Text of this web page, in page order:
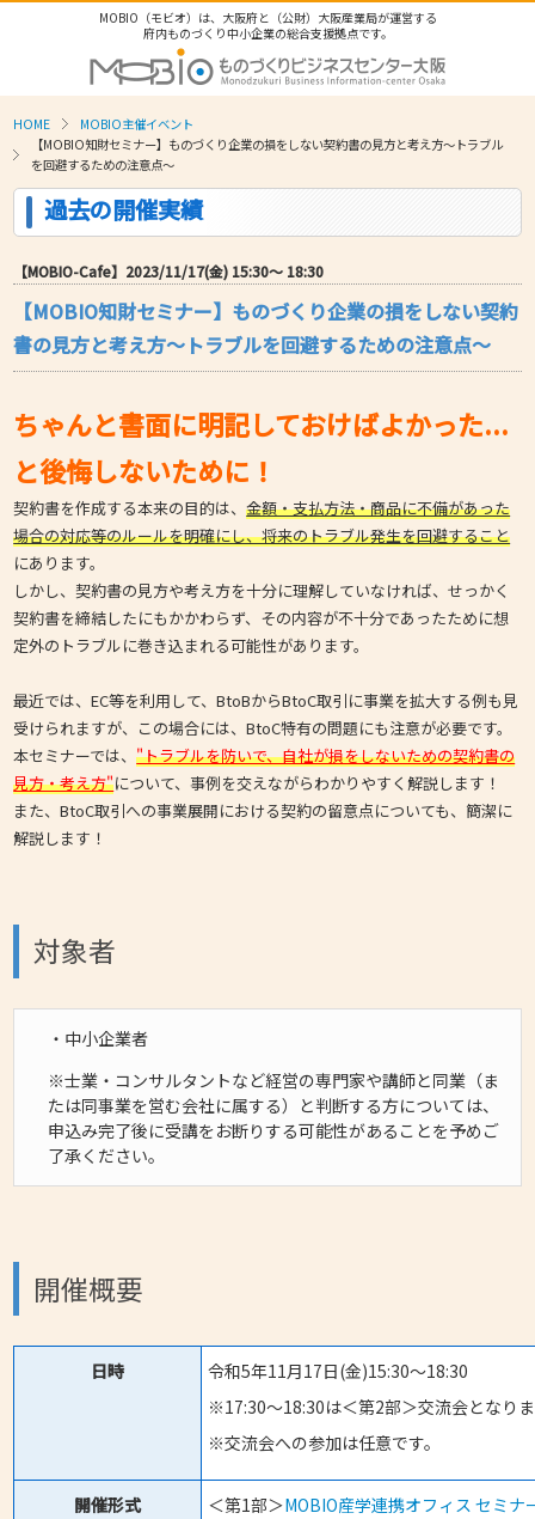
MOBIO（モビオ）は、大阪府と（公財）大阪産業局が運営する
府内ものづくり中小企業の総合支援拠点です。
HOME
MOBIO主催イベント
【MOBIO知財セミナー】ものづくり企業の損をしない契約書の見方と考え方～トラブル
を回避するための注意点～
過去の開催実績
【MOBIO-Cafe】2023/11/17(金) 15:30〜 18:30
【MOBIO知財セミナー】ものづくり企業の損をしない契約
書の見方と考え方～トラブルを回避するための注意点～
ちゃんと書面に明記しておけばよかった...
と後悔しないために！
契約書を作成する本来の目的は、金額・支払方法・商品に不備があった
場合の対応等のルールを明確にし、将来のトラブル発生を回避すること
にあります。
しかし、契約書の見方や考え方を十分に理解していなければ、せっかく
契約書を締結したにもかかわらず、その内容が不十分であったために想
定外のトラブルに巻き込まれる可能性があります。
最近では、EC等を利用して、BtoBからBtoC取引に事業を拡大する例も見
受けられますが、この場合には、BtoC特有の問題にも注意が必要です。
本セミナーでは、"トラブルを防いで、自社が損をしないための契約書の
見方・考え方"について、事例を交えながらわかりやすく解説します！
また、BtoC取引への事業展開における契約の留意点についても、簡潔に
解説します！
対象者
・中小企業者
※士業・コンサルタントなど経営の専門家や講師と同業（ま
たは同事業を営む会社に属する）と判断する方については、
申込み完了後に受講をお断りする可能性があることを予めご
了承ください。
開催概要
日時
令和5年11月17日(金)15:30～18:30
※17:30～18:30は＜第2部＞交流会となり
※交流会への参加は任意です。
開催形式 ＜第1部＞MOBIO産学連携オフィス セミ